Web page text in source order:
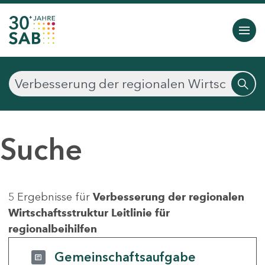
Suche
5 Ergebnisse für Verbesserung der regionalen
Wirtschaftsstruktur Leitlinie für
regionalbeihilfen
Gemeinschaftsaufgabe